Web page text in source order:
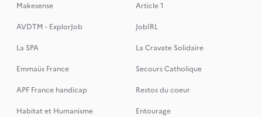
Makesense
Article 1
AVDTM - ExplorJob
JobIRL
La SPA
La Cravate Solidaire
Emmaüs France
Secours Catholique
APF France handicap
Restos du coeur
Habitat et Humanisme
Entourage